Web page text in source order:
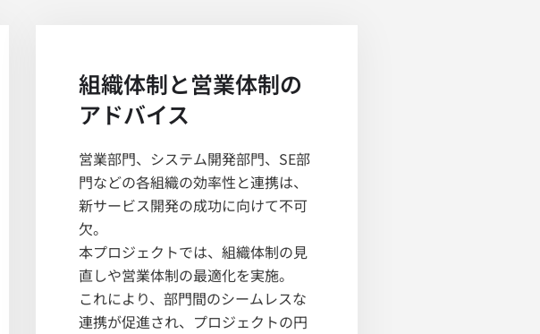
組織体制と営業体制の
アドバイス
営業部門、システム開発部門、SE部
門などの各組織の効率性と連携は、
新サービス開発の成功に向けて不可
欠。
本プロジェクトでは、組織体制の見
直しや営業体制の最適化を実施。
これにより、部門間のシームレスな
連携が促進され、プロジェクトの円